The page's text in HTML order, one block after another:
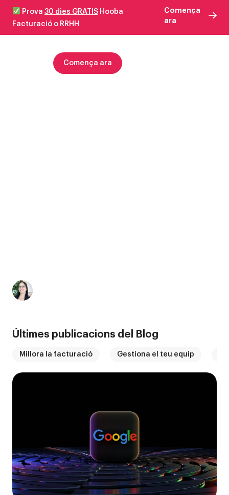
Prova 30 dies GRATISHooba
Facturació o RRHH
Comença
ara
Comença ara
Últimes publicacions del Blog
Millora la facturació Gestiona el teu equip